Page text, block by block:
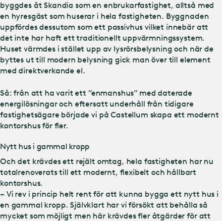
byggdes åt Skandia som en enbrukarfastighet, alltså med
en hyresgäst som huserar i hela fastigheten. Byggnaden
uppfördes dessutom som ett passivhus vilket innebär att
det inte har haft ett traditionellt uppvärmningssystem.
Huset värmdes i stället upp av lysrörsbelysning och när de
byttes ut till modern belysning gick man över till element
med direktverkande el.
Så: från att ha varit ett ”enmanshus” med daterade
energilösningar och eftersatt underhåll från tidigare
fastighetsägare började vi på Castellum skapa ett modernt
kontorshus för fler.
Nytt hus i gammal kropp
Och det krävdes ett rejält omtag, hela fastigheten har nu
totalrenoverats till ett modernt, flexibelt och hållbart
kontorshus.
– Vi rev i princip helt rent för att kunna bygga ett nytt hus i
en gammal kropp. Självklart har vi försökt att behålla så
mycket som möjligt men här krävdes fler åtgärder för att